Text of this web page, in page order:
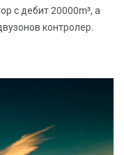
с дебит 20000m³, а
контролер.